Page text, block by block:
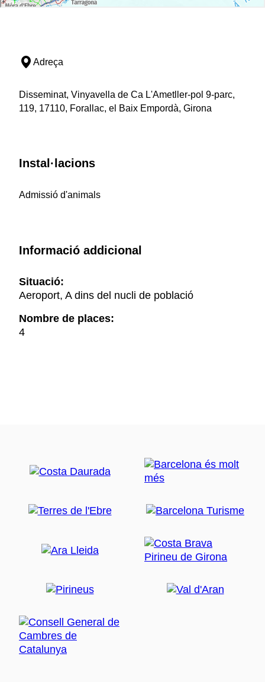
Adreça
Disseminat, Vinyavella de Ca L'Ametller-pol 9-parc,
119, 17110, Forallac, el Baix Empordà, Girona
Instal·lacions
Admissió d'animals
Informació addicional
Situació:
Aeroport, A dins del nucli de població
Nombre de places:
4